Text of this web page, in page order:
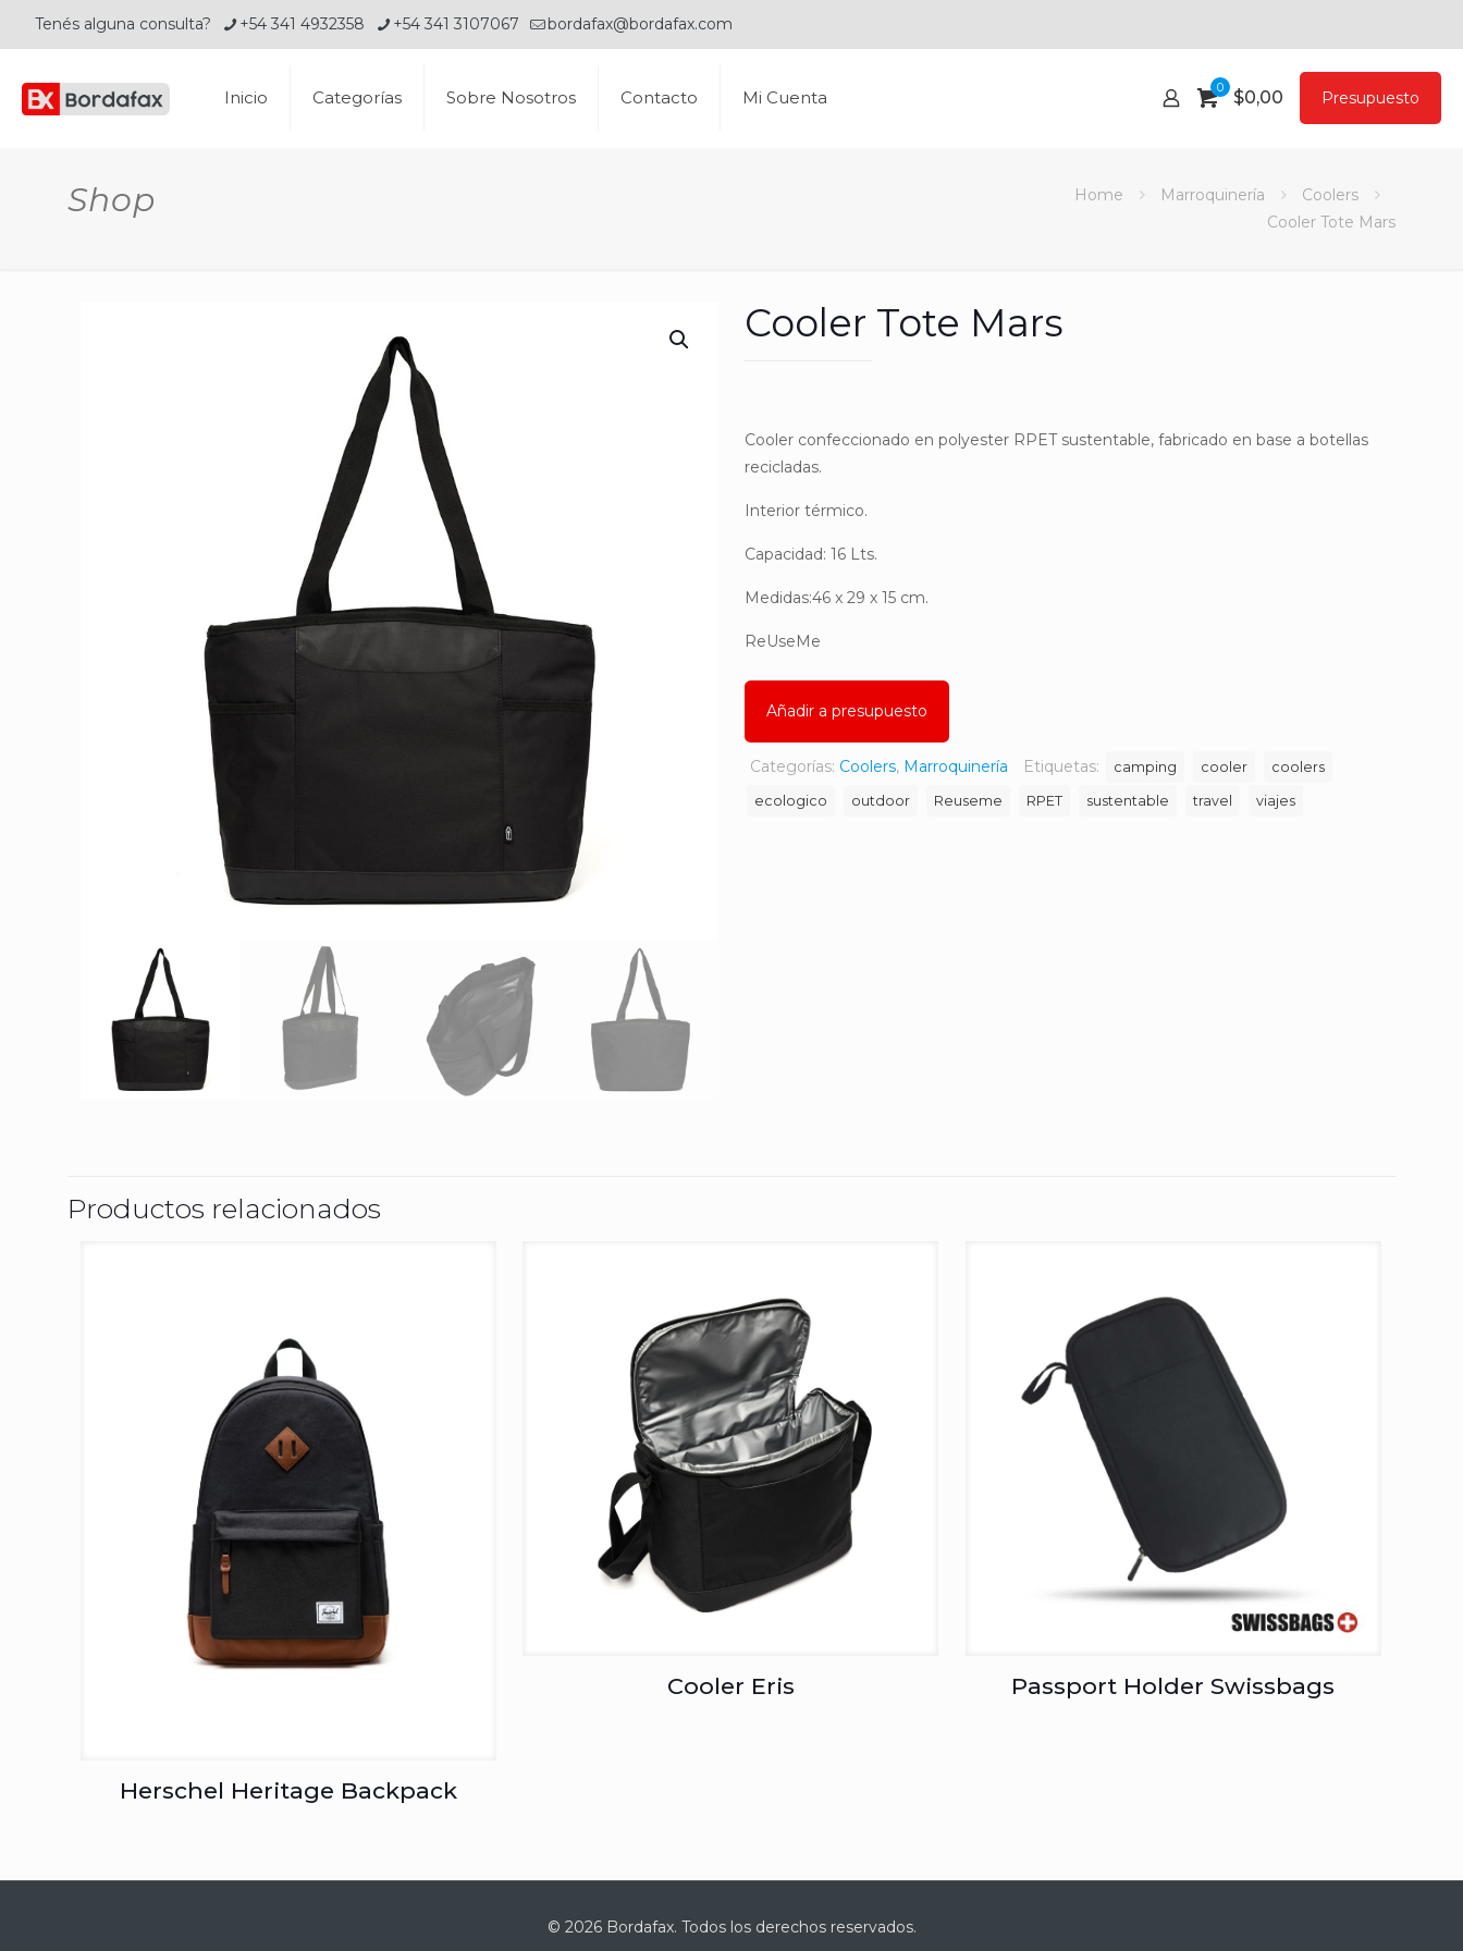
Tenés alguna consulta? +54 341 4932358 +54 341 3107067 bordafax@bordafax.com
Inicio Categorías Sobre Nosotros Contacto Mi Cuenta 0 $0,00 Presupuesto
Shop Home Marroquinería
Coolers
Cooler Tote Mars
Cooler Tote Mars
Cooler confeccionado en polyester RPET sustentable, fabricado en base a botellas
recicladas.
Interior térmico.
Capacidad: 16 Lts.
Medidas:46 x 29 x 15 cm.
ReUseMe
Añadir a presupuesto
Categorías: Coolers, Marroquinería Etiquetas: camping cooler coolers
ecologico outdoor Reuseme RPET sustentable travel viajes
Productos relacionados
Herschel Heritage Backpack
Cooler Eris Passport Holder Swissbags
© 2026 Bordafax. Todos los derechos reservados.